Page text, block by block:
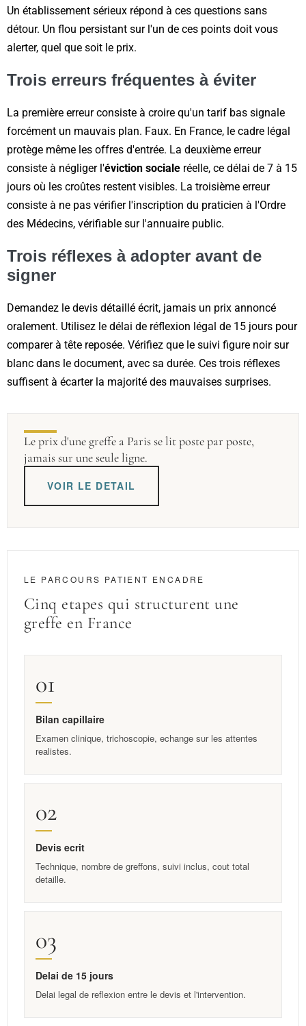
Un établissement sérieux répond à ces questions sans
détour. Un flou persistant sur l'un de ces points doit vous
alerter, quel que soit le prix.
Trois erreurs fréquentes à éviter
La première erreur consiste à croire qu'un tarif bas signale
forcément un mauvais plan. Faux. En France, le cadre légal
protège même les offres d'entrée. La deuxième erreur
consiste à négliger l'éviction sociale réelle, ce délai de 7 à 15
jours où les croûtes restent visibles. La troisième erreur
consiste à ne pas vérifier l'inscription du praticien à l'Ordre
des Médecins, vérifiable sur l'annuaire public.
Trois réflexes à adopter avant de
signer
Demandez le devis détaillé écrit, jamais un prix annoncé
oralement. Utilisez le délai de réflexion légal de 15 jours pour
comparer à tête reposée. Vérifiez que le suivi figure noir sur
blanc dans le document, avec sa durée. Ces trois réflexes
suffisent à écarter la majorité des mauvaises surprises.
Le prix d'une greffe a Paris se lit poste par poste,
jamais sur une seule ligne.
VOIR LE DETAIL
LE PARCOURS PATIENT ENCADRE
Cinq etapes qui structurent une
greffe en France
01
Bilan capillaire
Examen clinique, trichoscopie, echange sur les attentes
realistes.
02
Devis ecrit
Technique, nombre de greffons, suivi inclus, cout total
detaille.
03
Delai de 15 jours
Delai legal de reflexion entre le devis et l'intervention.